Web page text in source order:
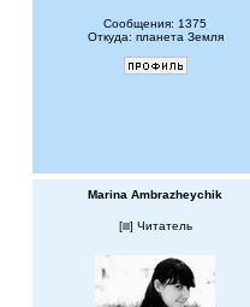
Сообщения: 1375
Откуда: планета Земля
Marina Ambrazheychik
[ ] Читатель